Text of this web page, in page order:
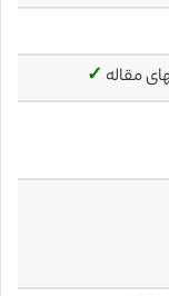
مقاله ✓